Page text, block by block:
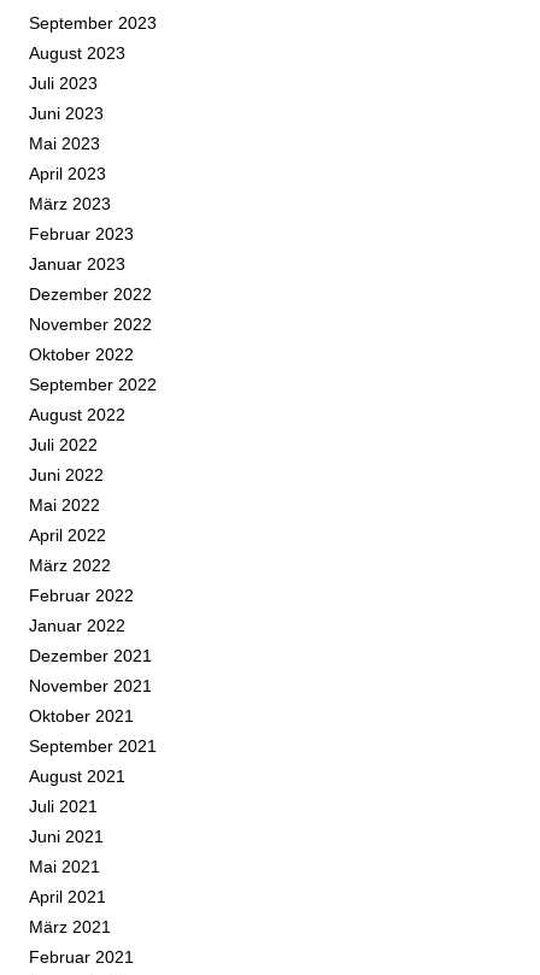
September 2023
August 2023
Juli 2023
Juni 2023
Mai 2023
April 2023
März 2023
Februar 2023
Januar 2023
Dezember 2022
November 2022
Oktober 2022
September 2022
August 2022
Juli 2022
Juni 2022
Mai 2022
April 2022
März 2022
Februar 2022
Januar 2022
Dezember 2021
November 2021
Oktober 2021
September 2021
August 2021
Juli 2021
Juni 2021
Mai 2021
April 2021
März 2021
Februar 2021